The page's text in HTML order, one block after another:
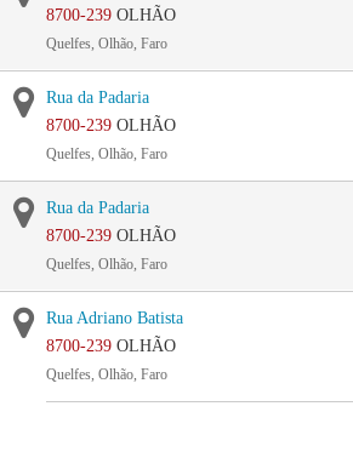
8700-239 OLHÃO
Quelfes, Olhão, Faro
Rua da Padaria
8700-239 OLHÃO
Quelfes, Olhão, Faro
Rua da Padaria
8700-239 OLHÃO
Quelfes, Olhão, Faro
Rua Adriano Batista
8700-239 OLHÃO
Quelfes, Olhão, Faro